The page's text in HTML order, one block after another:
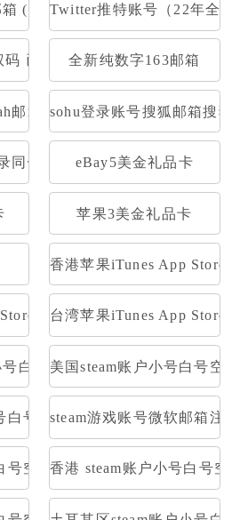
(开通pop)
Twitter推特账号（22年全新
码 已开通Pop3，imap 格式：账
全新纯数字163邮箱
邮箱 sohu登录账号搜狐邮箱搜狐
同一密码1元30个eBay5美金礼品卡
苹果3美金礼品卡
香港苹果iTunes App Store
礼品卡1000日元
台湾苹果iTunes App Store
号白号空号方舟
美国steam账户小号白号空
白号空号方舟
steam游戏账号微软邮箱注
号空号方舟香港 steam账户小号白号空